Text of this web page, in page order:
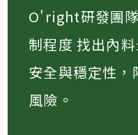
O'right研發團
制程度 找出內
安全與穩定性，
風險​。